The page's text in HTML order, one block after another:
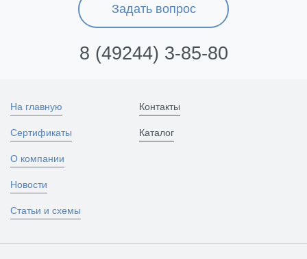
Задать вопрос
8 (49244) 3-85-80
На главную
Сертификаты
О компании
Новости
Статьи и схемы
Контакты
Каталог